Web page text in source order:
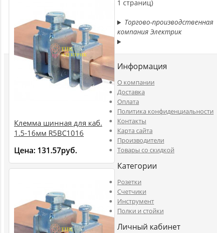
Клемма шинная для каб.
1.5-16мм R5BC1016
Цена: 131.57руб.
1 страниц)
Торгово-производственная
компания Электрик
Информация
O компании
Доставка
Оплата
Политика конфиденциальности
Контакты
Карта сайта
Производители
Товары со скидкой
Категории
Розетки
Счетчики
Инструмент
Полки и стойки
Личный кабинет